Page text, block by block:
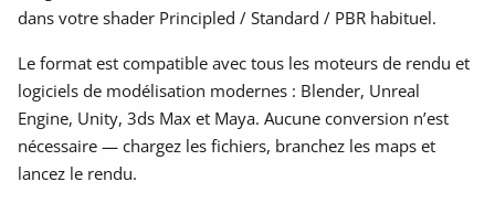
dans votre shader Principled / Standard / PBR habituel.
Le format est compatible avec tous les moteurs de rendu et
logiciels de modélisation modernes : Blender, Unreal
Engine, Unity, 3ds Max et Maya. Aucune conversion n’est
nécessaire — chargez les fichiers, branchez les maps et
lancez le rendu.